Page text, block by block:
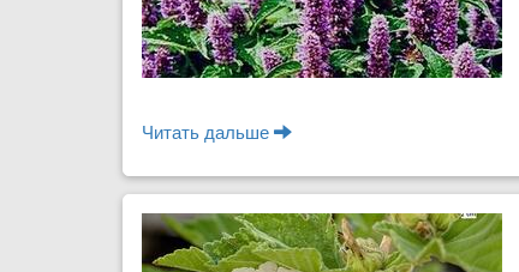
Читать дальше